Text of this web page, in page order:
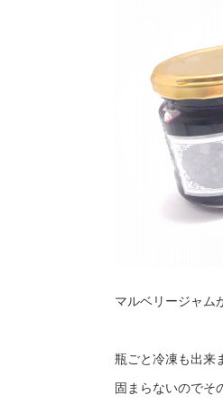
マルベリージャム
瓶ごと冷凍も出来
固まらないのでそ